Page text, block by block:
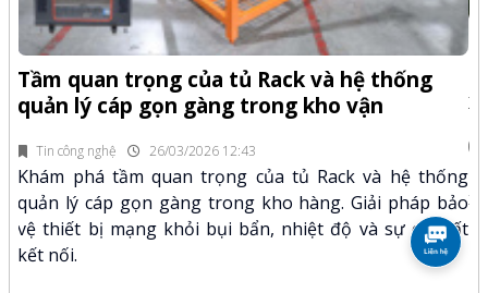
Tin công nghệ 26/03/2026 12:43
Tầm quan trọng của tủ Rack và hệ thống
quản lý cáp gọn gàng trong kho vận
Khám phá tầm quan trọng của tủ Rack và hệ thống
quản lý cáp gọn gàng trong kho hàng. Giải pháp bảo
vệ thiết bị mạng khỏi bụi bẩn, nhiệt độ và sự cố mất
kết nối.